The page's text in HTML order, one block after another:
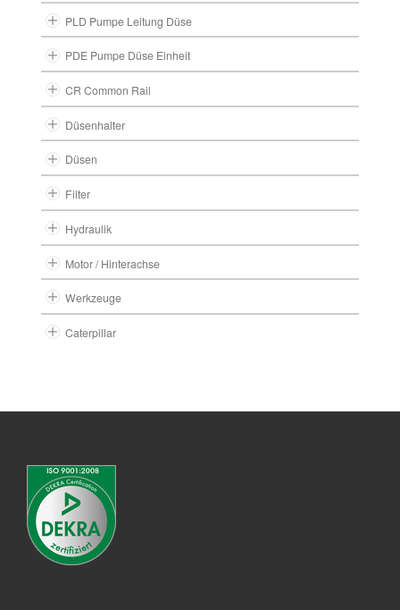
PLD Pumpe Leitung Düse
PDE Pumpe Düse Einheit
CR Common Rail
Düsenhalter
Düsen
Filter
Hydraulik
Motor / Hinterachse
Werkzeuge
Caterpillar